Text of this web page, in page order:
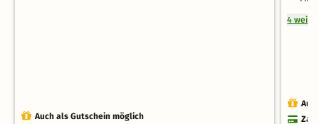
Auch als Gutschein möglich
4